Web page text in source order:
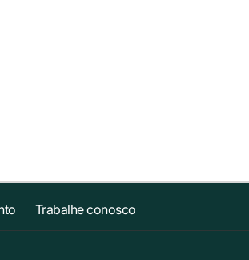
Trabalhe conosco